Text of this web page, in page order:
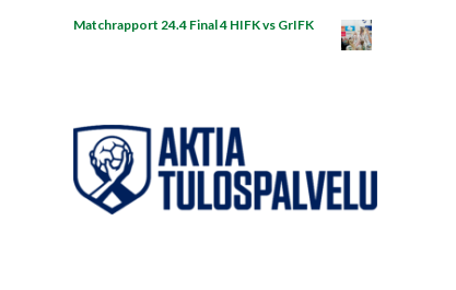
Matchrapport 24.4 Final 4 HIFK vs GrIFK